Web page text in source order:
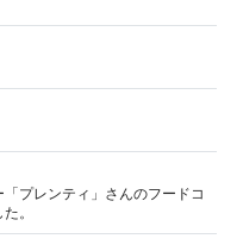
プレンティ」さんのフードコ
。